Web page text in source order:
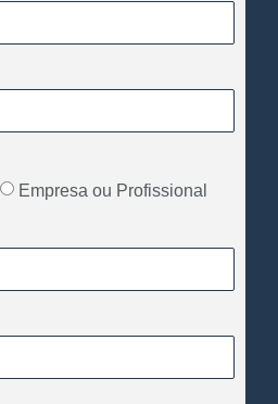
Empresa ou Profissional